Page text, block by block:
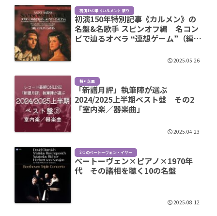
初演150年《カルメン》祭り
初演150年特別記事《カルメン》の
名盤&名歌手 スピンオフ編 名コン
ビで辿るオペラ “連想ゲーム”（編集
2025.05.26
特別企画
「新譜月評」執筆陣が選ぶ
2024/2025上半期ベスト盤 その2
「室内楽／器楽曲」
2025.04.23
2つのベートーヴェン・イヤー
ベートーヴェン×ピアノ×1970年
代 その諸相を聴く10の名盤
2025.08.12